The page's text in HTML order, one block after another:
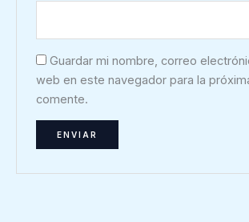
Guardar mi nombre, correo
web en este navegador para la
comente.